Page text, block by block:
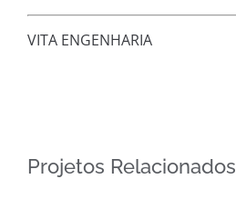
VITA ENGENHARIA
Projetos Relacionados